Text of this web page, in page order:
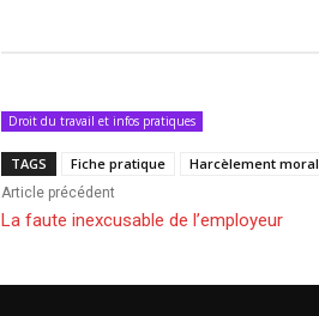
Droit du travail et infos pratiques
TAGS Fiche pratique Harcèlement moral
Article précédent
La faute inexcusable de l’employeur